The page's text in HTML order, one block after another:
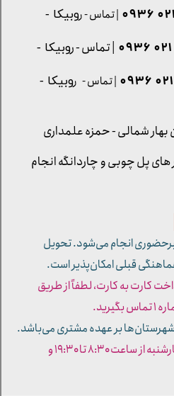
| تماس - روبیکا -
بهار شمالی - حمزه علمداری
انجام می‌شود. تحویل
قبلی امکان‌پذیر است.
کارت به کارت، لطفاً از طریق
بر عهده مشتری می‌باشد.
- ساعات کاری فروشگاه: شنبه تا چهارشنبه از ساعت ۸:۳۰ تا ۱۹:۳۰ و
| تماس - روبیکا -
| تماس - روبیکا -
های پل چوبی و چاردانگه انجام